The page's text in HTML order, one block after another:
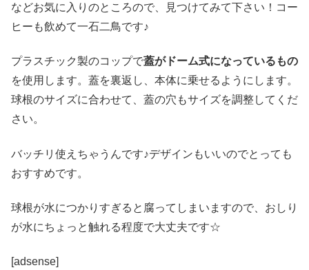
などお気に入りのところので、見つけてみて下さい！コー
ヒーも飲めて一石二鳥です♪
プラスチック製のコップで蓋がドーム式になっているもの
を使用します。蓋を裏返し、本体に乗せるようにします。
球根のサイズに合わせて、蓋の穴もサイズを調整してくだ
さい。
バッチリ使えちゃうんです♪デザインもいいのでとっても
おすすめです。
球根が水につかりすぎると腐ってしまいますので、おしり
が水にちょっと触れる程度で大丈夫です☆
[adsense]